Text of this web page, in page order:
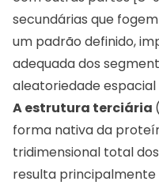
secundárias que
um padrão definido,
adequada dos
aleatoriedade espacial
A estrutura terciária
forma nativa da
tridimensional total
resulta